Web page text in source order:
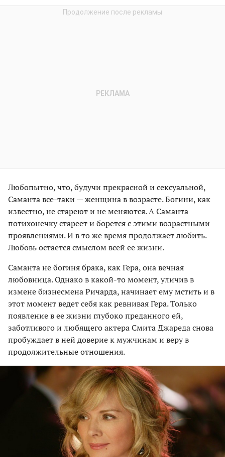
Любопытно, что, будучи прекрасной и сексуальной,
Саманта все-таки — женщина в возрасте. Богини, как
известно, не стареют и не меняются. А Саманта
потихонечку стареет и борется с этими возрастными
проявлениями. И в то же время продолжает любить.
Любовь остается смыслом всей ее жизни.
Саманта не богиня брака, как Гера, она вечная
любовница. Однако в какой-то момент, уличив в
измене бизнесмена Ричарда, начинает ему мстить и в
этот момент ведет себя как ревнивая Гера. Только
появление в ее жизни глубоко преданного ей,
заботливого и любящего актера Смита Джареда снова
пробуждает в ней доверие к мужчинам и веру в
продолжительные отношения.